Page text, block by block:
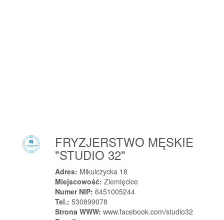
Żukowo
Żukowo
FRYZJERSTWO MĘSKIE
"STUDIO 32"
Adres: Mikulczycka 18
Miejscowość: Ziemięcice
Numer NIP: 6451005244
Tel.: 530899078
Strona WWW: www.facebook.com/studio32